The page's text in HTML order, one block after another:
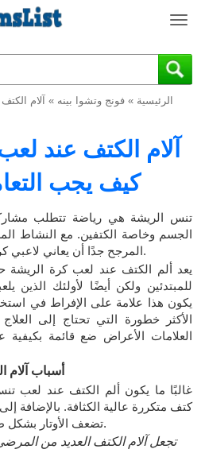
T
g
g
v
a
t
o
n
الرئيسية » فونج وتشوا بينه » آلام
آلام الكتف عند
كيف يجب
تنس الريشة هي رياضة تتطلب
الجسم وخاصة الكتفين. مع النشاط
المرجح جدًا أن يعاني لاعبي كرة الريشة من آلام في الكتف.
يعد ألم الكتف عند لعب كرة
للمبتدئين ولكن أيضًا لأولئك الذين
يكون هذا علامة على الإفراط في
الأكثر خطورة التي تحتاج إلى
العلامات الأعراض ضع قائمة
أسباب
غالبًا ما يكون ألم الكتف عند لعب
كتف متكررة عالية الكثافة. بالإضافة
تضعف الأوتار بشكل طبيعي وتزيد من خطر الإصابة.
تجعل آلام الكتف العديد من المرضى يجدون صعوبة في الحركة